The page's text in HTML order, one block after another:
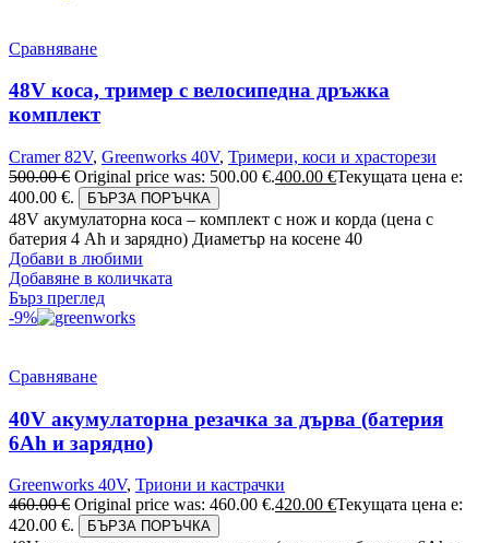
Сравняване
48V коса, тример с велосипедна дръжка
комплект
Cramer 82V, Greenworks 40V, Тримери, коси и храсторези
500.00€ Original price was: 500.00 €.400.00 €Текущата цена е:
400.00 €.
БЪРЗА ПОРЪЧКА
48V акумулаторна коса – комплект с нож и корда (цена с
батерия 4 Ah и зарядно) Диаметър на косене 40
Добави в любими
Добавяне в количката
Бърз преглед
-9%
Сравняване
40V акумулаторна резачка за дърва (батерия
6Аh и зарядно)
Greenworks 40V, Триони и кастрачки
460.00€ Original price was: 460.00 €.420.00 €Текущата цена е:
420.00 €.
БЪРЗА ПОРЪЧКА